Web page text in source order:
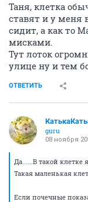
Таня, клетка
ставят и у меня
сидит, а как то
мисками.
Тут лоток
улице ну и тем
ОТВЕТИТЬ
guru
08 ноября
Да......В такой
Такая маленькая
Если почечные